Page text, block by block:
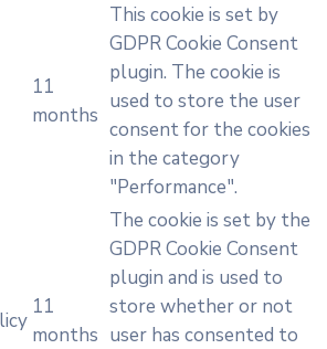
11
months
This cookie is set by
GDPR Cookie Consent
plugin. The cookie is
used to store the user
consent for the cookies
in the category
"Performance".
11
months
The cookie is set by the
GDPR Cookie Consent
plugin and is used to
store whether or not
user has consented to